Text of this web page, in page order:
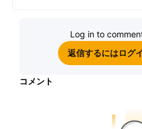
Log in to
返信するにはログ
コメント